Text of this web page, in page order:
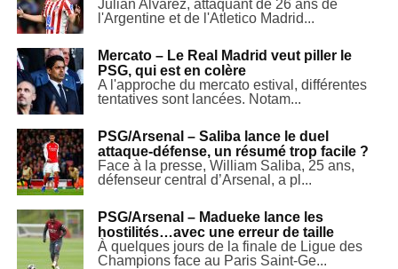
Julian Alvarez, attaquant de 26 ans de
l'Argentine et de l'Atletico Madrid...
Mercato – Le Real Madrid veut piller le
PSG, qui est en colère
A l'approche du mercato estival, différentes
tentatives sont lancées. Notam...
PSG/Arsenal – Saliba lance le duel
attaque-défense, un résumé trop facile ?
Face à la presse, William Saliba, 25 ans,
défenseur central d’Arsenal, a pl...
PSG/Arsenal – Madueke lance les
hostilités…avec une erreur de taille
À quelques jours de la finale de Ligue des
Champions face au Paris Saint-Ge...